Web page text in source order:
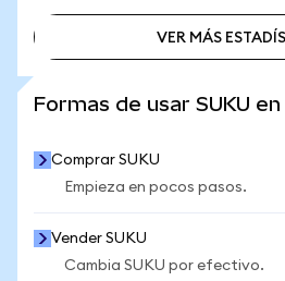
VER MÁS
Formas de usar SUKU
Comprar SUKU
Empieza en pocos pasos.
Vender SUKU
Cambia SUKU por efectivo.